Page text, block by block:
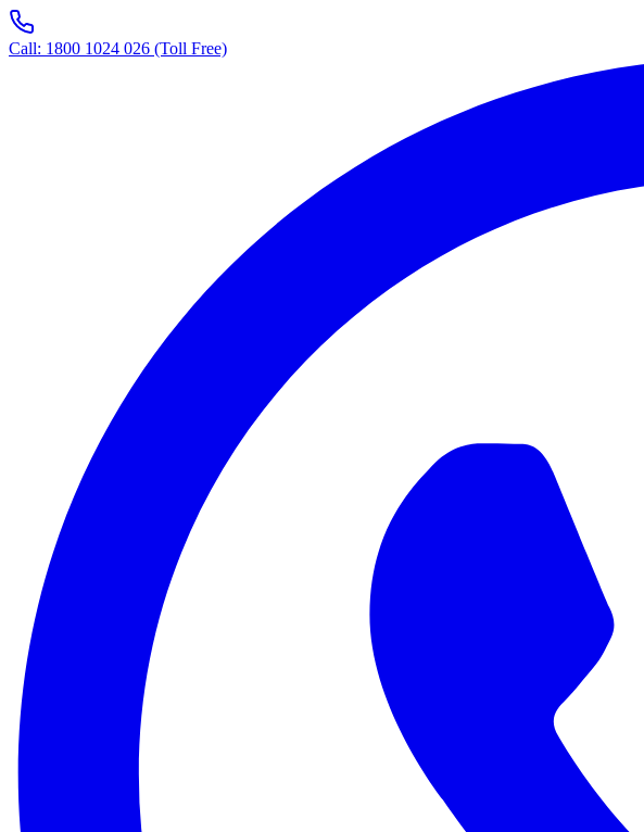
Call: 1800 1024 026 (Toll Free)